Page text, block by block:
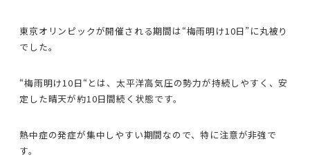
東京オリンピックが開催される期間は“梅雨明け10日”に丸被り
でした。
“梅雨明け10日“とは、太平洋高気圧の勢力が持続しやすく、安
定した晴天が約10日間続く状態です。
熱中症の発症が集中しやすい期間なので、特に注意が非強で
す。